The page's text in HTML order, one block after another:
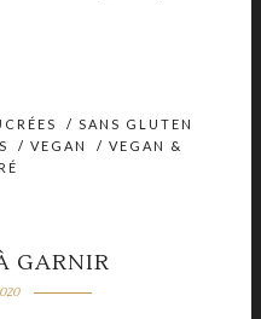
/ SANS GLUTEN
/ VEGAN / VEGAN &
GARNIR